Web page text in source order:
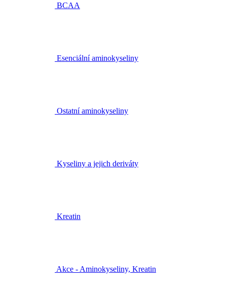
BCAA
Esenciální aminokyseliny
Ostatní aminokyseliny
Kyseliny a jejich deriváty
Kreatin
Akce - Aminokyseliny, Kreatin